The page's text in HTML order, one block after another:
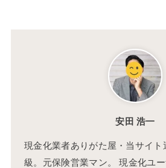
安田 浩一
現金化業者ありがた屋・当サイト
級。元保険営業マン。 現金化ユ